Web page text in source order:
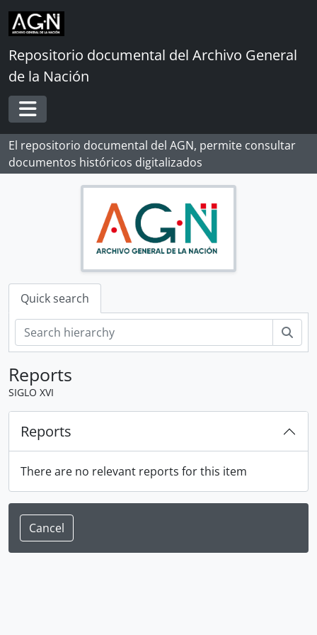
Skip to main content
Repositorio documental del Archivo General
de la Nación
Toggle navigation
El repositorio documental del AGN, permite consultar
documentos históricos digitalizados
Quick search
Reports
SIGLO XVI
Reports
There are no relevant reports for this item
Cancel